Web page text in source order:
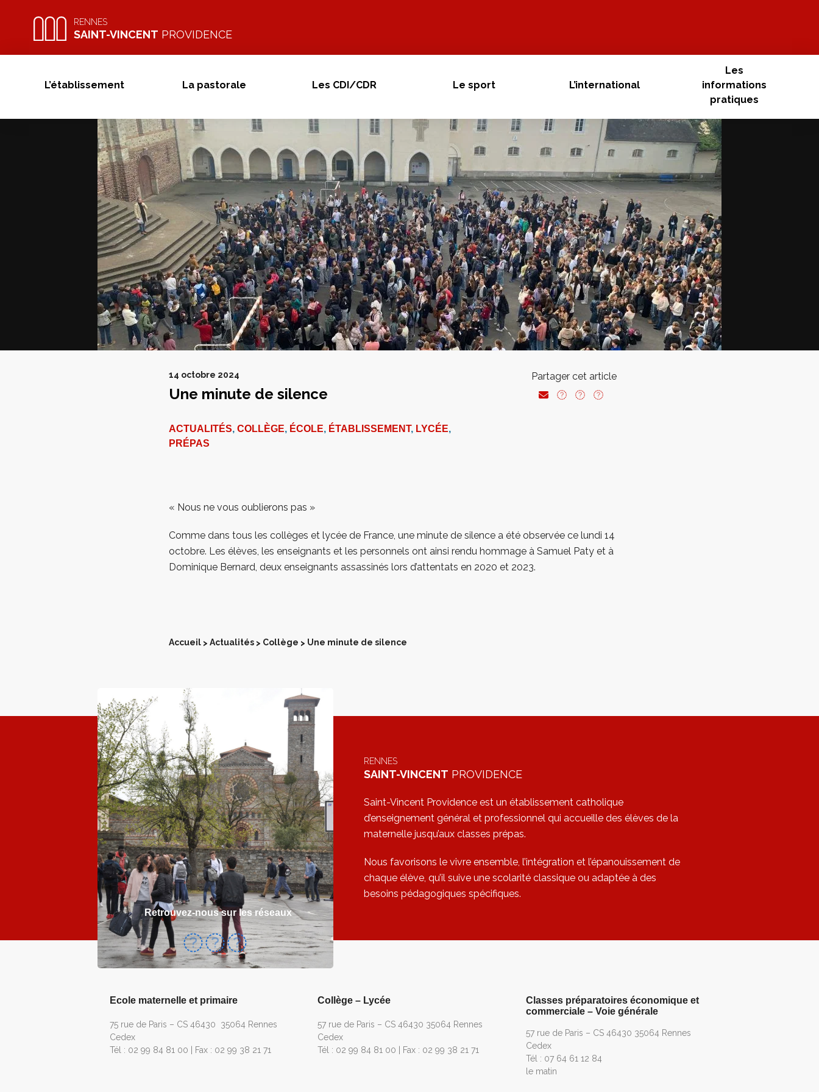
RENNES
SAINT-VINCENT PROVIDENCE
L’établissement La pastorale Les CDI/CDR Le sport L’international
Les
informations
pratiques
14 octobre 2024
Une minute de silence
ACTUALITÉS, COLLÈGE, ÉCOLE, ÉTABLISSEMENT, LYCÉE,
PRÉPAS
Partager cet article
« Nous ne vous oublierons pas »
Comme dans tous les collèges et lycée de France, une minute de silence a été observée ce lundi 14
octobre. Les élèves, les enseignants et les personnels ont ainsi rendu hommage à Samuel Paty et à
Dominique Bernard, deux enseignants assassinés lors d’attentats en 2020 et 2023.
Accueil > Actualités > Collège > Une minute de silence
Retrouvez-nous sur les réseaux
RENNES
SAINT-VINCENT PROVIDENCE
Saint-Vincent Providence est un établissement catholique
d’enseignement général et professionnel qui accueille des élèves de la
maternelle jusqu’aux classes prépas.
Nous favorisons le vivre ensemble, l’intégration et l’épanouissement de
chaque élève, qu’il suive une scolarité classique ou adaptée à des
besoins pédagogiques spécifiques.
Ecole maternelle et primaire
75 rue de Paris – CS 46430 35064 Rennes
Cedex
Tél : 02 99 84 81 00 | Fax : 02 99 38 21 71
Collège – Lycée
57 rue de Paris – CS 46430 35064 Rennes
Cedex
Tél : 02 99 84 81 00 | Fax : 02 99 38 21 71
Classes préparatoires économique et
commerciale – Voie générale
57 rue de Paris – CS 46430 35064 Rennes
Cedex
Tél : 07 64 61 12 84
le matin